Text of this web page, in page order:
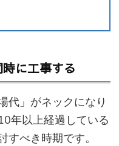
に工事する
代」がネックになり
年以上経過している
べき時期です。